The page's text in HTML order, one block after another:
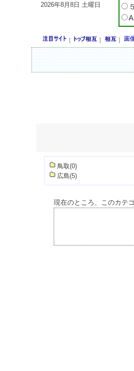
2026年8月8日 土曜日
｜ ｜ ｜
鳥取(0)
広島(5)
現在のところ、このカテ